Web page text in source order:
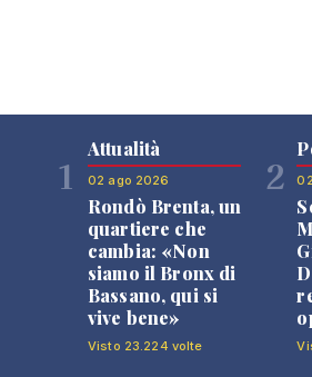
1
Attualità
02 ago 2026
Rondò Brenta, un
quartiere che
cambia: «Non
siamo il Bronx di
Bassano, qui si
vive bene»
Visto 23.224 volte
2